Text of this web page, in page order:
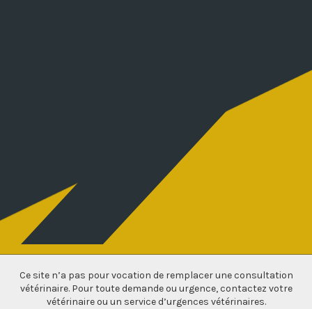
Ce site n’a pas pour vocation de remplacer une consultation
vétérinaire. Pour toute demande ou urgence, contactez votre
vétérinaire ou un service d’urgences vétérinaires.